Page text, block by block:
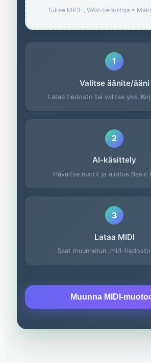
Tukee MP3-, WAV-tiedostoja •
1
Valitse äänite/ääni
Lataa tiedosto tai valitse yksi
2
AI-käsittely
Havaitse nuotit ja ajoitus Basic
3
Lataa MIDI
Saat muunnetun .mid-
Muunna MIDI-